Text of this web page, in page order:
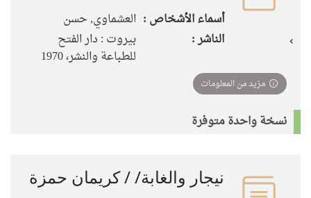
أسماء الأشخاص : العشماوي, حسن
الناشر :
بيروت : دار الفتح
للطباعة والنشر، 1970
مزيد من المعلومات
نسخة واحدة متوفرة
نيجار والغابة/ / كريمان حمزة